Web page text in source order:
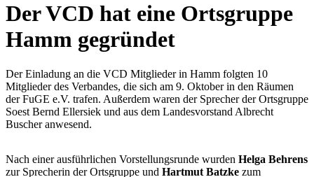
Der VCD hat eine Ortsgruppe
Hamm gegründet
Der Einladung an die VCD Mitglieder in Hamm folgten 10
Mitglieder des Verbandes, die sich am 9. Oktober in den Räumen
der FuGE e.V. trafen. Außerdem waren der Sprecher der Ortsgruppe
Soest Bernd Ellersiek und aus dem Landesvorstand Albrecht
Buscher anwesend.
Nach einer ausführlichen Vorstellungsrunde wurden Helga Behrens
zur Sprecherin der Ortsgruppe und Hartmut Batzke zum